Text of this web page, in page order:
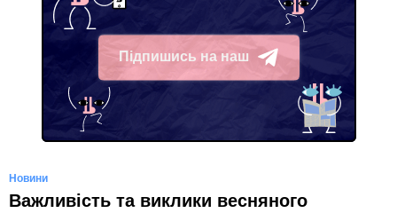
Підпишись на наш
Telegram
Новини
Важливість та виклики весняного